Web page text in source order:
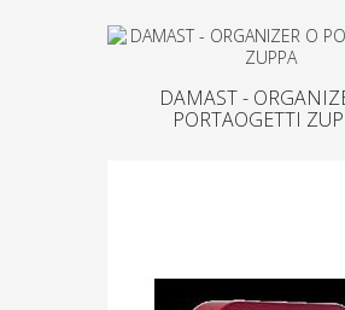
DAMAST -
PORTAOGETTI